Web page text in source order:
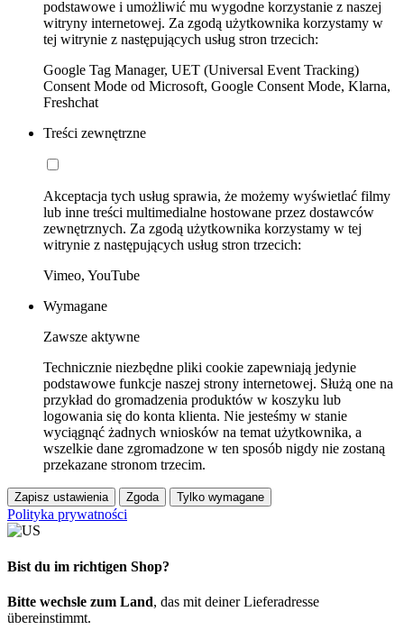
podstawowe i umożliwić mu wygodne korzystanie z naszej
witryny internetowej. Za zgodą użytkownika korzystamy w
tej witrynie z następujących usług stron trzecich:
Google Tag Manager, UET (Universal Event Tracking)
Consent Mode od Microsoft, Google Consent Mode, Klarna,
Freshchat
Treści zewnętrzne
Akceptacja tych usług sprawia, że możemy wyświetlać filmy
lub inne treści multimedialne hostowane przez dostawców
zewnętrznych. Za zgodą użytkownika korzystamy w tej
witrynie z następujących usług stron trzecich:
Vimeo, YouTube
Wymagane
Zawsze aktywne
Technicznie niezbędne pliki cookie zapewniają jedynie
podstawowe funkcje naszej strony internetowej. Służą one na
przykład do gromadzenia produktów w koszyku lub
logowania się do konta klienta. Nie jesteśmy w stanie
wyciągnąć żadnych wniosków na temat użytkownika, a
wszelkie dane zgromadzone w ten sposób nigdy nie zostaną
przekazane stronom trzecim.
Zapisz ustawienia Zgoda Tylko wymagane
Polityka prywatności
Bist du im richtigen Shop?
Bitte wechsle zum Land, das mit deiner Lieferadresse
übereinstimmt.